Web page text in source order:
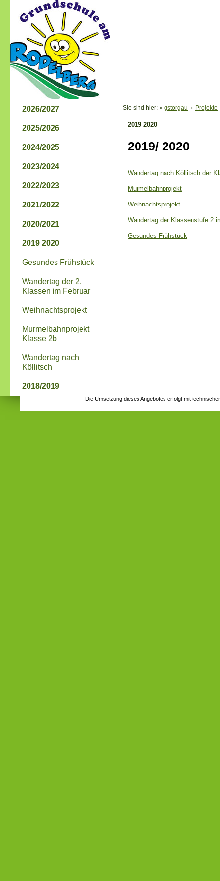
2026/2027
2025/2026
2024/2025
2023/2024
2022/2023
2021/2022
2020/2021
2019 2020
Gesundes Frühstück
Wandertag der 2.
Klassen im Februar
Weihnachtsprojekt
Murmelbahnprojekt
Klasse 2b
Wandertag nach
Köllitsch
2018/2019
Sie sind hier: » gstorgau » Projekte
2019 2020
2019/ 2020
Wandertag nach Köllitsch der
Murmelbahnprojekt
Weihnachtsprojekt
Wandertag der Klassenstufe 2
Gesundes Frühstück
Die Umsetzung dieses Angebotes erfolgt mit